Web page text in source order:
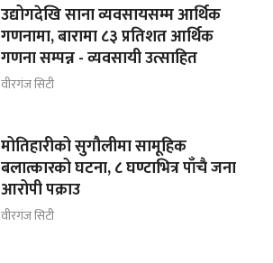
उद्योगदेखि साना व्यवसायसम्म आर्थिक
गणनामा, बारामा ८३ प्रतिशत आर्थिक
गणना सम्पन्न - व्यवसायी उत्साहित
वीरगंज सिटी
मोतिहारीको सुगौलीमा सामूहिक
बलात्कारको घटना, ८ घण्टाभित्र पाँचै जना
आरोपी पक्राउ
वीरगंज सिटी